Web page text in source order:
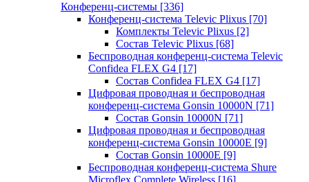
Конференц-системы [336]
Конференц-система Televic Plixus [70]
Комплекты Televic Plixus [2]
Состав Televic Plixus [68]
Беспроводная конференц-система Televic
Confidea FLEX G4 [17]
Состав Confidea FLEX G4 [17]
Цифровая проводная и беспроводная
конференц-система Gonsin 10000N [71]
Состав Gonsin 10000N [71]
Цифровая проводная и беспроводная
конференц-система Gonsin 10000E [9]
Состав Gonsin 10000E [9]
Беспроводная конференц-система Shure
Microflex Complete Wireless [16]